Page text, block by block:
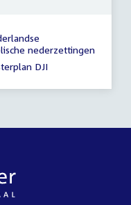
nederzettingen
DJI